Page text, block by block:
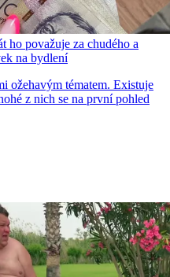
ho považuje za chudého a
na bydlení
ožehavým tématem. Existuje
z nich se na první pohled